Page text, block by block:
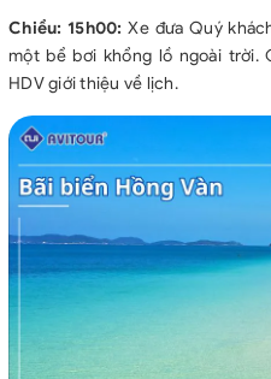
Chiều: 15h00: Xe đưa Quý
một bể bơi khổng lồ ngoài trời.
HDV giới thiệu về lịch.